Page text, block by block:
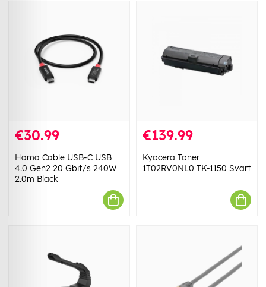
€30.99
Hama Cable USB-C USB
4.0 Gen2 20 Gbit/s 240W
2.0m Black
€139.99
Kyocera Toner
1T02RV0NL0 TK-1150 Svart